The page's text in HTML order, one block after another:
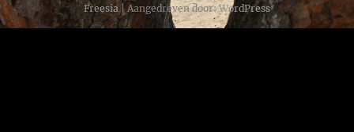
Freesia| Aangedreven door:WordPress